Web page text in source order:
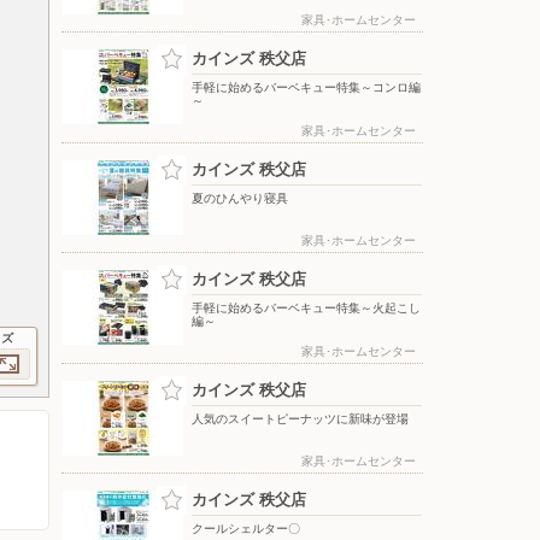
家具･ホームセンター
カインズ 秩父店
手軽に始めるバーベキュー特集～コンロ編
～
家具･ホームセンター
カインズ 秩父店
夏のひんやり寝具
家具･ホームセンター
カインズ 秩父店
手軽に始めるバーベキュー特集～火起こし
編～
家具･ホームセンター
カインズ 秩父店
人気のスイートピーナッツに新味が登場
家具･ホームセンター
カインズ 秩父店
クールシェルター〇